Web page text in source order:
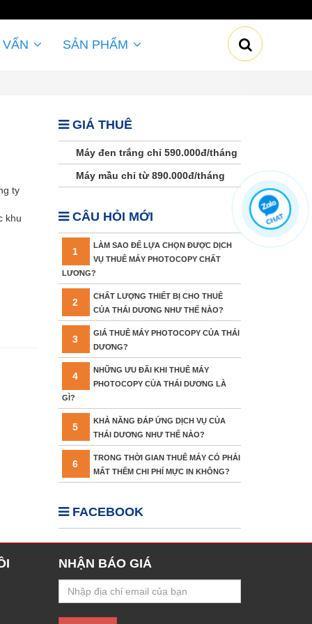
SẢN PHẨM
ty
khu
GIÁ THUÊ
Máy đen trắng chỉ 590.000đ/tháng
Máy mầu chỉ từ 890.000đ/tháng
CÂU HỎI MỚI
1
LÀM SAO ĐỂ LỰA CHỌN ĐƯỢC DỊCH
VỤ THUÊ MÁY PHOTOCOPY CHẤT
LƯƠNG?
2
CHẤT LƯỢNG THIẾT BỊ CHO THUÊ
CỦA THÁI DƯƠNG NHƯ THẾ NÀO?
3
GIÁ THUÊ MÁY PHOTOCOPY CỦA THÁI
DƯƠNG?
4
NHỮNG ƯU ĐÃI KHI THUÊ MÁY
PHOTOCOPY CỦA THÁI DƯƠNG LÀ
GÌ?
5
KHẢ NĂNG ĐÁP ỨNG DỊCH VỤ CỦA
THÁI DƯƠNG NHƯ THẾ NÀO?
6
TRONG THỜI GIAN THUÊ MÁY CÓ PHẢI
MẤT THÊM CHI PHÍ MỰC IN KHÔNG?
FACEBOOK
NHẬN BÁO GIÁ